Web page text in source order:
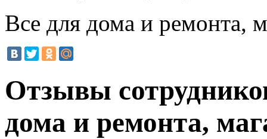
Все для дома и ремонта,
Отзывы
дома и ремонта,